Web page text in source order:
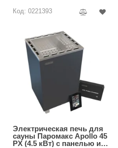
Код: 0221393
Электрическая печь для
сауны Паромакс Apollo 45
PX (4.5 кВт) с панелью и